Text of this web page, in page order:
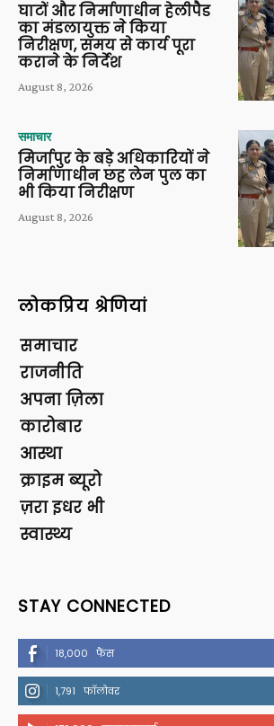
घाटों और निर्माणाधीन हेलीपैड
का मंडलायुक्त ने किया
निरीक्षण, समय से कार्य पूरा
कराने के निर्देश
August 8, 2026
समाचार
मिर्जापुर के बड़े अधिकारियों ने
निर्माणाधीन छह लेन पुल का
भी किया निरीक्षण
August 8, 2026
लोकप्रिय श्रेणियां
समाचार
राजनीति
अपना ज़िला
कारोबार
आस्था
क्राइम ब्यूरो
ज़रा इधर भी
स्वास्थ्य
STAY CONNECTED
18,000 फैंस
1,791 फॉलोवर